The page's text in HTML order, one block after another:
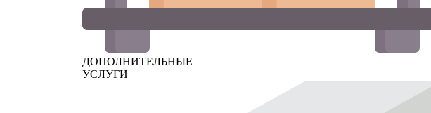
ДОПОЛНИТЕЛЬНЫЕ
УСЛУГИ